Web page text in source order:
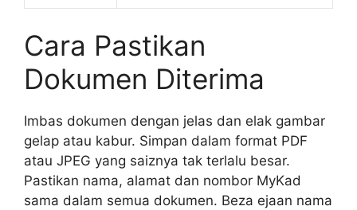
Cara Pastikan
Dokumen Diterima
Imbas dokumen dengan jelas dan elak gambar
gelap atau kabur. Simpan dalam format PDF
atau JPEG yang saiznya tak terlalu besar.
Pastikan nama, alamat dan nombor MyKad
sama dalam semua dokumen. Beza ejaan nama